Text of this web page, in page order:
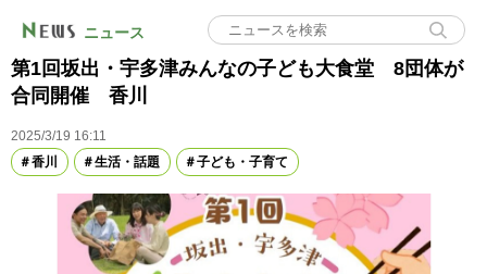
ニュース
第1回坂出・宇多津みんなの子ども大食堂 8団体が
合同開催 香川
2025/3/19 16:11
香川
生活・話題 子ども・子育て